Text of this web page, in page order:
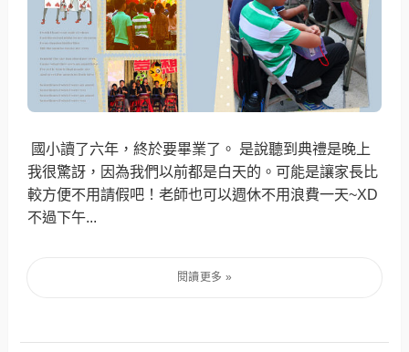
國小讀了六年，終於要畢業了。 是說聽到典禮是晚上
我很驚訝，因為我們以前都是白天的。可能是讓家長比
較方便不用請假吧！老師也可以週休不用浪費一天~XD
不過下午...